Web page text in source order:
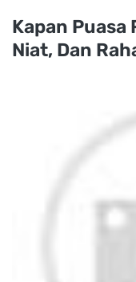
Kapan Puasa
Niat, Dan